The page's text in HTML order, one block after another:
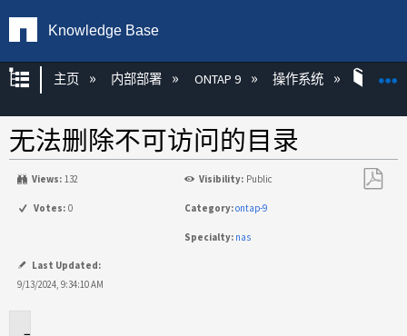
Knowledge Base
扩展/隐缩全局层次
主页 内部部署 ONTAP 9 操作系统
无法删除不可访问的目录
Views: 132 Visibility: Public
Votes: 0 Category:ontap-9
Specialty: nas
Last Updated:
9/13/2024, 9:34:10 AM